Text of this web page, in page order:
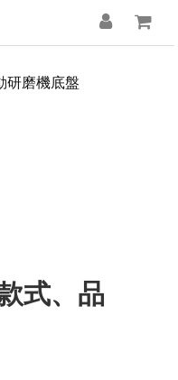
研磨機底盤
式、品